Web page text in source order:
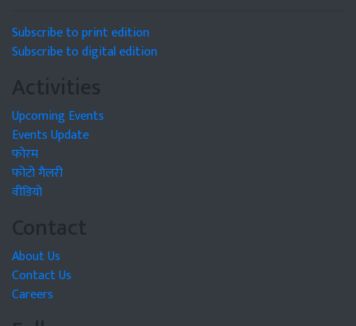
Subscribe to print edition
Subscribe to digital edition
Activities
Upcoming Events
Events Update
फोरम
फोटो गैलरी
वीडियो
Contact
About Us
Contact Us
Careers